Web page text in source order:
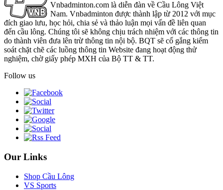
Vnbadminton.com là diễn đàn về Cầu Lông Việt
Nam. Vnbadminton được thành lập từ 2012 với mục
đích giao lưu, học hỏi, chia sẻ và thảo luận mọi vấn đề liên quan
đến cầu lông. Chúng tôi sẽ không chịu trách nhiệm với các thông tin
do thành viên đưa lên trừ thông tin nội bộ. BQT sẽ cố gắng kiểm
soát chặt chẽ các luồng thông tin Website đang hoạt động thử
nghiệm, chờ giấy phép MXH của Bộ TT & TT.
Follow us
Our Links
Shop Cầu Lông
VS Sports